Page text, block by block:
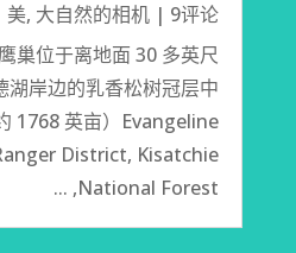
美, 大自然的相机 | 9评论
巢位于离地面 30 多英尺
湖岸边的乳香松树冠层中
1768 英亩）Evangeline
District, Kisatchie
National Forest, ...